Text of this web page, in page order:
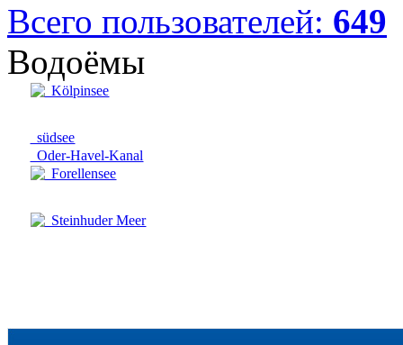
Всего пользователей: 649
Водоёмы
Kölpinsee
südsee
Oder-Havel-Kanal
Forellensee
Steinhuder Meer